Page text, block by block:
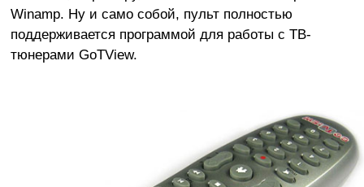
Winamp. Ну и само собой, пульт полностью
поддерживается программой для работы с ТВ-
тюнерами GoTView.